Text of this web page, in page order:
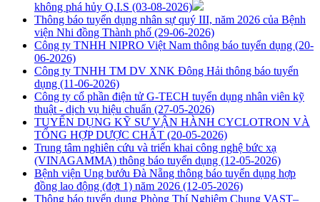
không phá hủy Q.I.S (03-08-2026)
Thông báo tuyển dụng nhân sự quý III, năm 2026 của Bệnh
viện Nhi đồng Thành phố (29-06-2026)
Công ty TNHH NIPRO Việt Nam thông báo tuyển dụng (20-
06-2026)
Công ty TNHH TM DV XNK Đông Hải thông báo tuyển
dụng (11-06-2026)
Công ty cổ phần điện tử G-TECH tuyển dụng nhân viên kỹ
thuật - dịch vụ hiệu chuẩn (27-05-2026)
TUYỂN DỤNG KỸ SƯ VẬN HÀNH CYCLOTRON VÀ
TỔNG HỢP DƯỢC CHẤT (20-05-2026)
Trung tâm nghiên cứu và triển khai công nghệ bức xạ
(VINAGAMMA) thông báo tuyển dụng (12-05-2026)
Bệnh viện Ung bướu Đà Nẵng thông báo tuyển dụng hợp
đồng lao động (đợt 1) năm 2026 (12-05-2026)
Thông báo tuyển dụng Phòng Thí Nghiệm Chung VAST–